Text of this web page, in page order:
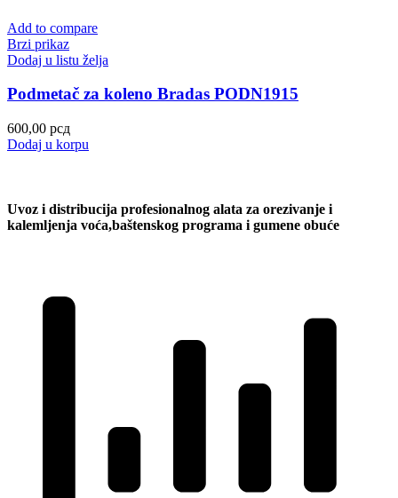
Add to compare
Brzi prikaz
Dodaj u listu želja
Podmetač za koleno Bradas PODN1915
600,00 рсд
Dodaj u korpu
Uvoz i distribucija profesionalnog alata za orezivanje i
kalemljenja voća,baštenskog programa i gumene obuće